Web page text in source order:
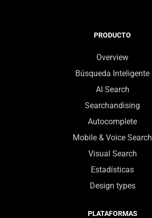
PRODUCTO
Overview
Búsqueda Inteligente
AI Search
Searchandising
Autocomplete
Mobile & Voice Search
Visual Search
Estadísticas
Design types
PLATAFORMAS